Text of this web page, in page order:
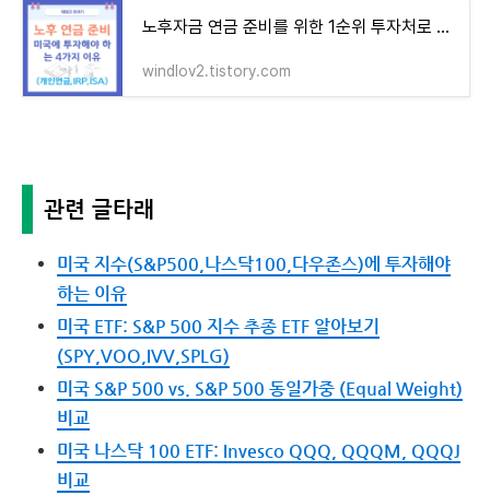
노후자금 연금 준비를 위한 1순위 투자처로 미국을 꼽는 4가지 이유
windlov2.tistory.com
관련 글타래
미국 지수(S&P500,나스닥100,다우존스)에 투자해야
하는 이유
미국 ETF: S&P 500 지수 추종 ETF 알아보기
(SPY,VOO,IVV,SPLG)
미국 S&P 500 vs. S&P 500 동일가중 (Equal Weight)
비교
미국 나스닥 100 ETF: Invesco QQQ, QQQM, QQQJ
비교